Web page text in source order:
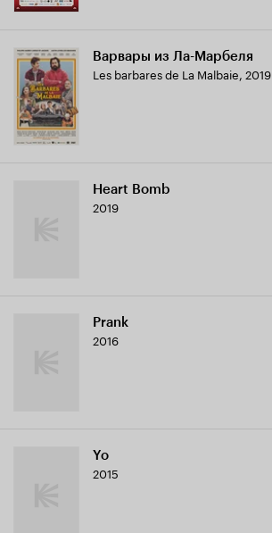
Варвары из Ла-Марбеля
Les barbares de La Malbaie, 2019
Heart Bomb
2019
Prank
2016
Yo
2015